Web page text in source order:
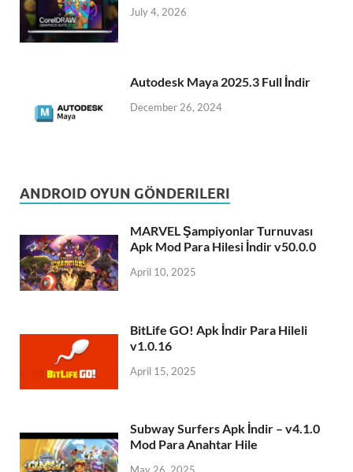
July 4, 2026
Autodesk Maya 2025.3 Full İndir
December 26, 2024
ANDROID OYUN GÖNDERILERI
MARVEL Şampiyonlar Turnuvası
Apk Mod Para Hilesi İndir v50.0.0
April 10, 2025
BitLife GO! Apk İndir Para Hileli
v1.0.16
April 15, 2025
Subway Surfers Apk İndir – v4.1.0
Mod Para Anahtar Hile
May 26, 2025